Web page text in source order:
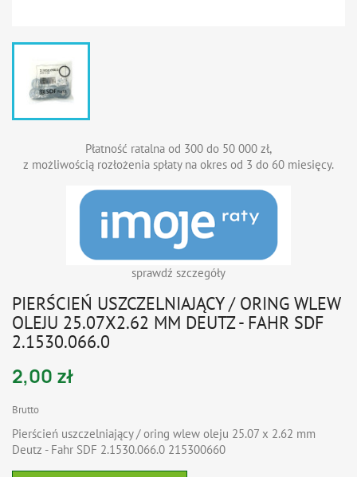
Płatność ratalna od 300 do 50 000 zł,
z możliwością rozłożenia spłaty na okres od 3 do 60 miesięcy.
sprawdź szczegóły
PIERŚCIEŃ USZCZELNIAJĄCY / ORING WLEW
OLEJU 25.07X2.62 MM DEUTZ - FAHR SDF
2.1530.066.0
2,00 zł
Brutto
Pierścień uszczelniający / oring wlew oleju 25.07 x 2.62 mm
Deutz - Fahr SDF 2.1530.066.0 215300660